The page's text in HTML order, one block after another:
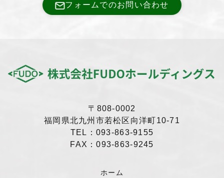
フォームでのお問い合わせ
〒808-0002
福岡県北九州市若松区向洋町10-71
TEL：093-863-9155
FAX：093-863-9245
ホーム